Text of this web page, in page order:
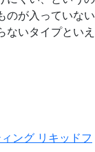
のが入っていない
いタイプといえ